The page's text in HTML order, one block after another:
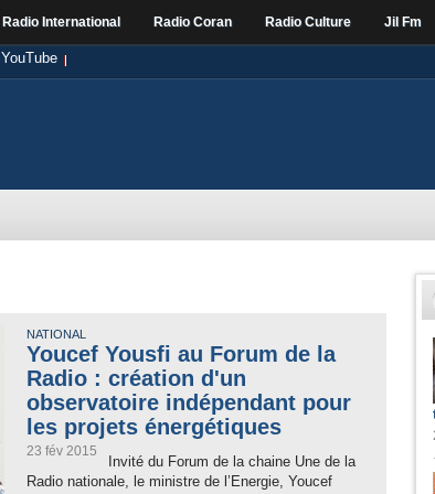
Radio International Radio Coran Radio Culture Jil Fm
YouTube
NATIONAL
Youcef Yousfi au Forum de la
Radio : création d'un
observatoire indépendant pour
les projets énergétiques
23 fév 2015
Invité du Forum de la chaine Une de la
Radio nationale, le ministre de l’Energie, Youcef